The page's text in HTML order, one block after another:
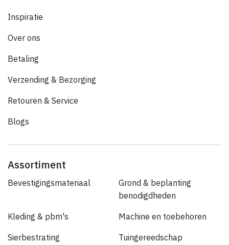
Inspiratie
Over ons
Betaling
Verzending & Bezorging
Retouren & Service
Blogs
Assortiment
Bevestigingsmateriaal
Grond & beplanting
benodigdheden
Kleding & pbm's Machine en toebehoren
Sierbestrating Tuingereedschap